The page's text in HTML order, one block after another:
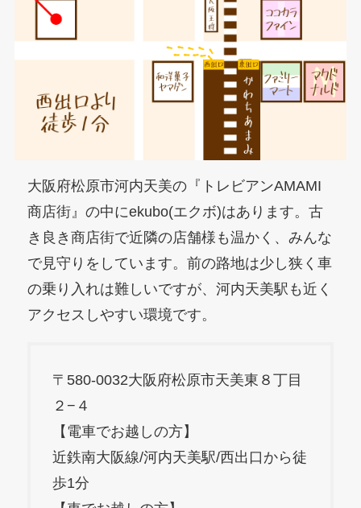
大阪府松原市河内天美の『トレビアンAMAMI
商店街』の中にekubo(エクボ)はあります。古
き良き商店街で近隣の店舗様も温かく、みんな
で見守りをしています。前の路地は少し狭く車
の乗り入れは難しいですが、河内天美駅も近く
アクセスしやすい環境です。
〒580-0032大阪府松原市天美東８丁目
２−４
【電車でお越しの方】
近鉄南大阪線/河内天美駅/西出口から徒
歩1分